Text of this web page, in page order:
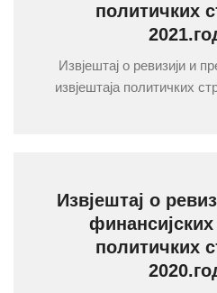
политичких
Извјештај о ревизији и
извјештаја политичких
Извјештај о
финансијских
политичких